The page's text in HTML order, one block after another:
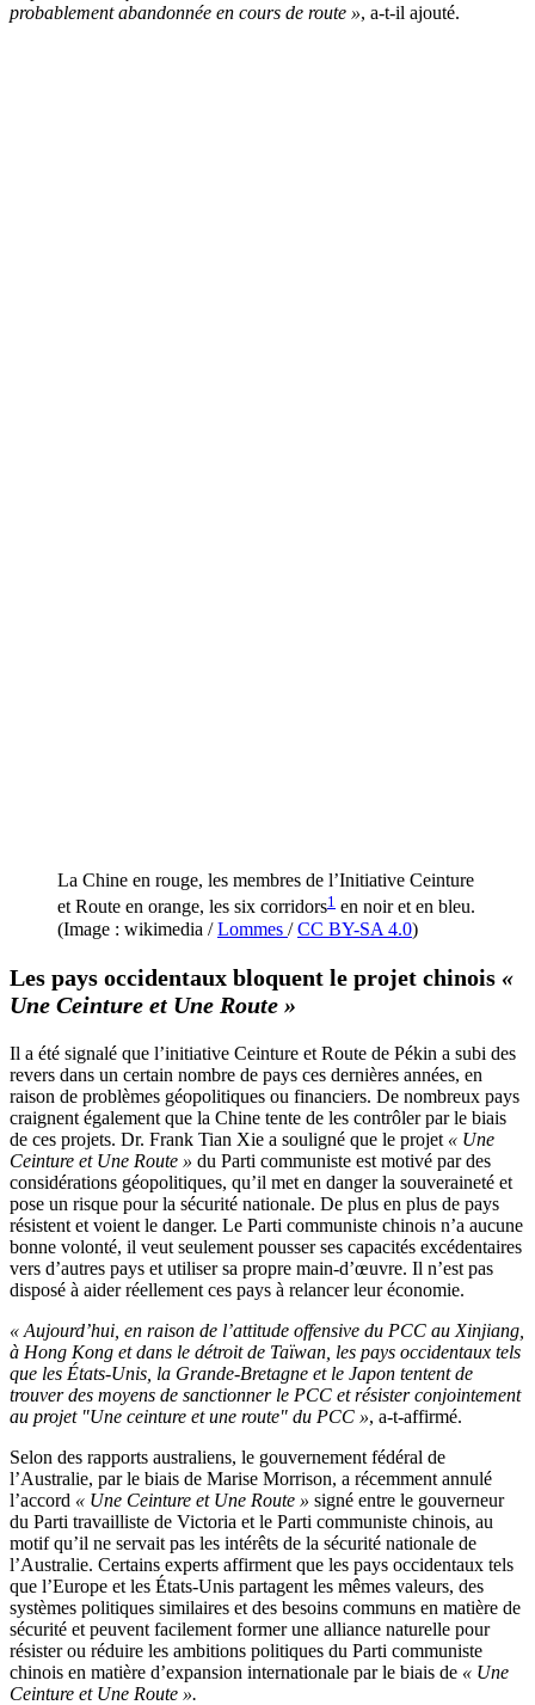
probablement abandonnée en cours de route », a-t-il ajouté.
La Chine en rouge, les membres de l’Initiative Ceinture
et Route en orange, les six corridors1 en noir et en bleu.
(Image : wikimedia /Lommes /CC BY-SA 4.0)
Les pays occidentaux bloquent le projet chinois «
Une Ceinture et Une Route »
Il a été signalé que l’initiative Ceinture et Route de Pékin a subi des
revers dans un certain nombre de pays ces dernières années, en
raison de problèmes géopolitiques ou financiers. De nombreux pays
craignent également que la Chine tente de les contrôler par le biais
de ces projets. Dr. Frank Tian Xie a souligné que le projet « Une
Ceinture et Une Route » du Parti communiste est motivé par des
considérations géopolitiques, qu’il met en danger la souveraineté et
pose un risque pour la sécurité nationale. De plus en plus de pays
résistent et voient le danger. Le Parti communiste chinois n’a aucune
bonne volonté, il veut seulement pousser ses capacités excédentaires
vers d’autres pays et utiliser sa propre main-d’œuvre. Il n’est pas
disposé à aider réellement ces pays à relancer leur économie.
« Aujourd’hui, en raison de l’attitude offensive du PCC au Xinjiang,
à Hong Kong et dans le détroit de Taïwan, les pays occidentaux tels
que les États-Unis, la Grande-Bretagne et le Japon tentent de
trouver des moyens de sanctionner le PCC et résister conjointement
au projet "Une ceinture et une route" du PCC », a-t-affirmé.
Selon des rapports australiens, le gouvernement fédéral de
l’Australie, par le biais de Marise Morrison, a récemment annulé
l’accord « Une Ceinture et Une Route » signé entre le gouverneur
du Parti travailliste de Victoria et le Parti communiste chinois, au
motif qu’il ne servait pas les intérêts de la sécurité nationale de
l’Australie. Certains experts affirment que les pays occidentaux tels
que l’Europe et les États-Unis partagent les mêmes valeurs, des
systèmes politiques similaires et des besoins communs en matière de
sécurité et peuvent facilement former une alliance naturelle pour
résister ou réduire les ambitions politiques du Parti communiste
chinois en matière d’expansion internationale par le biais de « Une
Ceinture et Une Route ».